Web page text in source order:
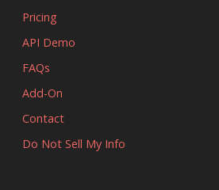
Pricing
API Demo
FAQs
Add-On
Contact
Do Not Sell My Info